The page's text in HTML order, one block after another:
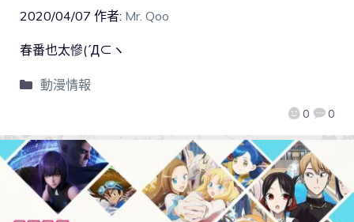
2020/04/07 作者: Mr. Qoo
0 0
春番也太慘(´Д⊂ヽ
動漫情報